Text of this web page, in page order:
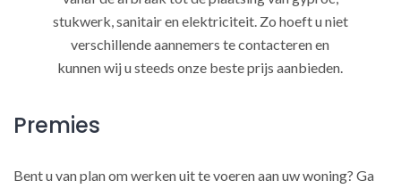
stukwerk, sanitair en elektriciteit. Zo hoeft u niet
verschillende aannemers te contacteren en
kunnen wij u steeds onze beste prijs aanbieden.
Premies
Bent u van plan om werken uit te voeren aan uw woning? Ga